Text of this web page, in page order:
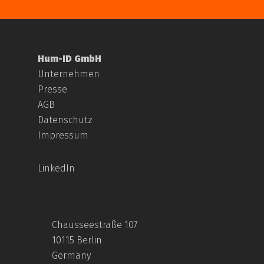
Hum-ID GmbH
Unternehmen
Presse
AGB
Datenschutz
Impressum
LinkedIn
Chausseestraße 107
10115 Berlin
Germany